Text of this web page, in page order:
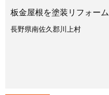
板金屋根を塗装リフォーム
長野県南佐久郡川上村